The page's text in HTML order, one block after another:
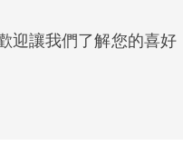
產追回、執行和金融服
迎讓我們了解您的喜